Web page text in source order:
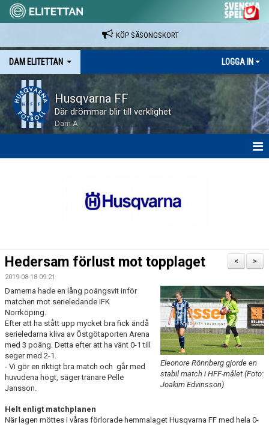
KÖP SÄSONGSKORT
DAM ELITETTAN LOGGA IN
Husqvarna FF
Där drömmar blir till verklighet
Dam A
BILDGALLERI
DOKUMENT
KONTAKT
MATCHER
SPONSORHUSET
>
<
Hedersam förlust mot topplaget
2019-08-18 09:21
Eleonore Rönnberg gjorde en
stabil match i HFF-målet (Foto:
Joakim Edvinsson)
Damerna hade en lång poängsvit inför
matchen mot serieledande IFK
Norrköping.
Efter att ha stått upp mycket bra fick ändå
serieledarna kliva av Östgötaporten Arena
med 3 poäng. Detta efter att ha vänt 0-1 till
seger med 2-1.
- Vi gör en riktigt bra match och går med
huvudena högt, säger tränare Pelle
Jansson.
Helt enligt matchplanen
När lagen möttes i våras förlorade hemmalaget Husqvarna FF med hela 0-